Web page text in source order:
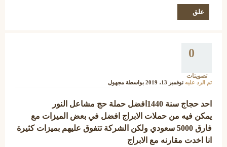
0
تصويتات
تم الرد عليه نوفمبر 13، 2019 بواسطة مجهول
احد حجاج سنة 1440افضل حملة حج مشاعل النور
يمكن فيه من حملات الابراج افضل في بعض الميزات مع
فارق 5000 سعودي ولكن الشركة تتفوق عليهم بميزات كثيرة
انا اخدت مقارنه مع الابراج